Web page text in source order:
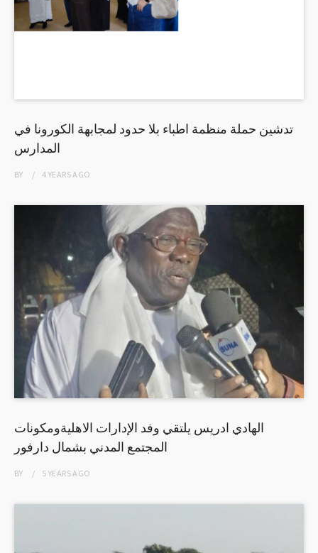
تدشين حملة منظمة اطباء بلا حدود لمجابهة الكورونا في
المدارس
BY 4 YEARSAGO
الهادي ادريس يلتقي وفد الإدارات الاهليةومكونات
المجتمع المدني بشمال دارفور
BY 5 YEARSAGO